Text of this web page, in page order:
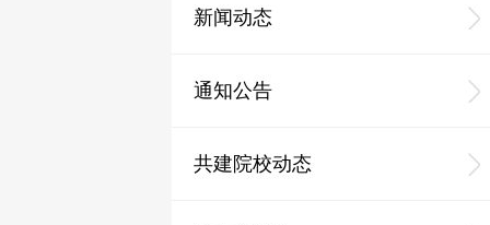
新闻动态
通知公告
共建院校动态